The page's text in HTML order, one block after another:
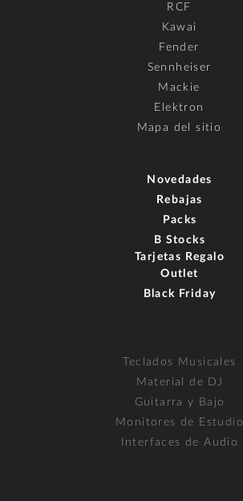
RCF
Kawai
Fender
Sennheiser
Mackie
Elektron
Mapa del sitio
Novedades
Rebajas
Packs
B Stocks
Tarjetas Regalo
Outlet
Black Friday
Teclados Musicales
Material de DJ
Guitarra y Bajo
Monitores de Estudio
Interfaces de Audio